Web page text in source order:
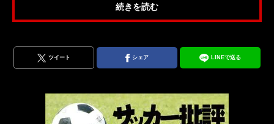
続きを読む
ツイート シェア LINEで送る